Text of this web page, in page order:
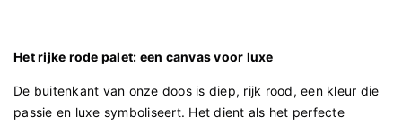
Het rijke rode palet: een canvas voor luxe
De buitenkant van onze doos is diep, rijk rood, een kleur die
passie en luxe symboliseert. Het dient als het perfecte